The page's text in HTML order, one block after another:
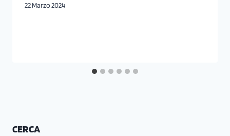
22 Marzo 2024
CERCA